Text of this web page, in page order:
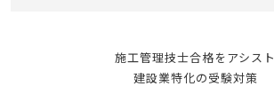
施工管理技士合格をアシスト
建設業特化の受験対策